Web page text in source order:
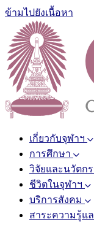
ข้ามไปยังเนื้อหา
เกี่ยวกับจุฬาฯ
การศึกษา
วิจัยและนวัตก
ชีวิตในจุฬาฯ
บริการสังคม
สาระความรู้แ